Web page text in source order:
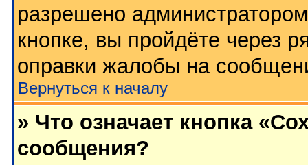
разрешено
кнопке, вы пройдёте через
оправки жалобы на
Вернуться к началу
» Что означает кнопка
сообщения?